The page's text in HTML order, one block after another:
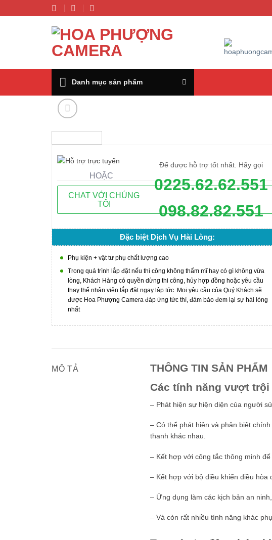
đến
Danh mục sản phẩm
Để được hỗ trợ tốt nhất. Hãy gọi
0225.62.62.551
098.82.82.551
HOẶC
CHAT VỚI CHÚNG
TÔI
Đặc biệt Dịch Vụ Hài Lòng:
Phụ kiện + vật tư phụ chất lượng cao
Trong quá trình lắp đặt nếu thi công không thẩm mĩ hay có gì không vừa
lòng, Khách Hàng có quyền dừng thi công, hủy hợp đồng hoặc yêu cầu
thay thế nhân viên lắp đặt ngay lập tức. Mọi yêu cầu của Quý Khách sẽ
được Hoa Phượng Camera đáp ứng tức thì, đảm bảo đem lại sự hài lòng
nhất
MÔ TẢ
THÔNG TIN SẢN PHẨM
Các tính năng vượt trội
– Phát hiện sự hiện diện của người
– Có thể phát hiện và phân biệt
thanh khác nhau.
– Kết hợp với công tắc thông minh
– Kết hợp với bộ điều khiển điều hòa
– Ứng dụng làm các kịch bản an
– Và còn rất nhiều tính năng khác